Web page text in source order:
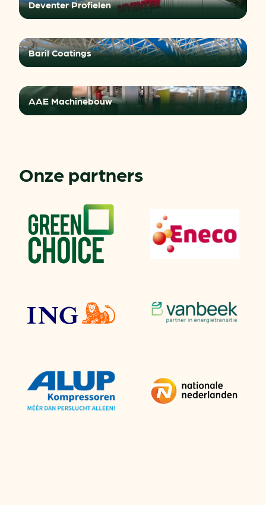
Deventer Profielen
Baril Coatings
AAE Machinebouw
Onze partners